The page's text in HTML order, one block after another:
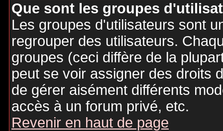
Que sont les groupes
Les groupes d'utilisateurs sont
regrouper des utilisateurs.
groupes (ceci diffère de la
peut se voir assigner des droits
de gérer aisément différents
accès à un forum privé, etc.
Revenir en haut de page